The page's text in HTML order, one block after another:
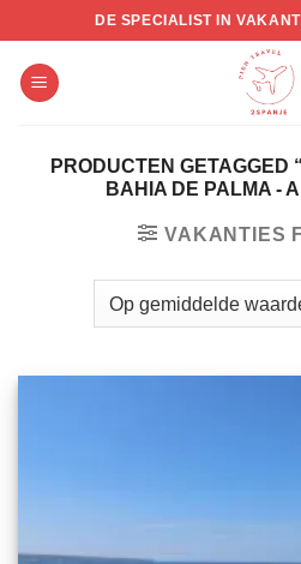
to
content
DE SPECIALIST IN
PRODUCTEN GETAGGED
BAHIA DE PALMA -
VAKANTIES